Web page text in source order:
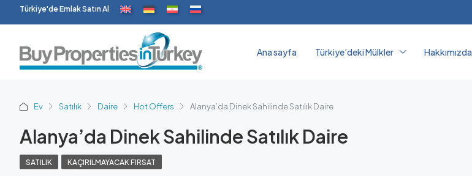
Türkiye'de Emlak Satın Al
Ana sayfa Türkiye’deki Mülkler Hakkımızda
Ev Satılık Daire Hot Offers Alanya’da Dinek Sahilinde Satılık Daire
Alanya’da Dinek Sahilinde Satılık Daire
SATILIK KAÇIRILMAYACAK FIRSAT